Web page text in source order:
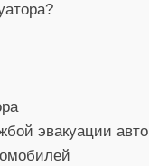
эвакуации авто